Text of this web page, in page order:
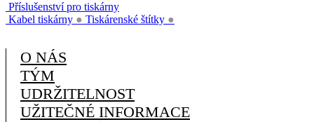
Příslušenství pro tiskárny
Kabel tiskárny ● Tiskárenské štítky ●
O NÁS
TÝM
UDRŽITELNOST
UŽITEČNÉ INFORMACE